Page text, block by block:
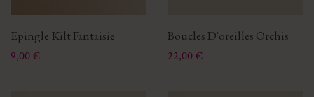
Epingle Kilt Fantaisie
Prix
9,00 €
Boucles D'oreilles Orchis
Prix
22,00 €